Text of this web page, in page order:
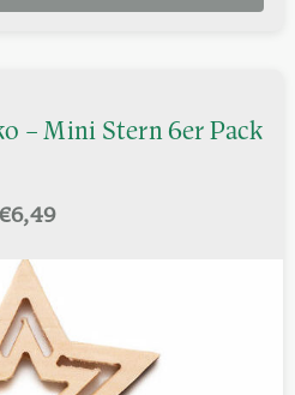
– Mini Stern 6er Pack
6,49